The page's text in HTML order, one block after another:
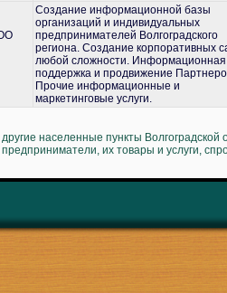
Создание информационной базы
организаций и индивидуальных
предпринимателей Волгоградского
региона. Создание корпоративных
любой сложности. Информационная
поддержка и продвижение
Прочие информационные и
маркетинговые услуги.
населенные пункты Волгоградской
их товары и услуги,